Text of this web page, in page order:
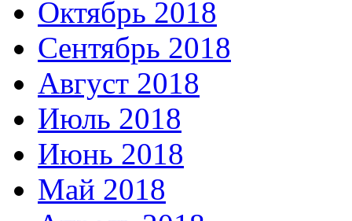
Октябрь 2018
Сентябрь 2018
Август 2018
Июль 2018
Июнь 2018
Май 2018